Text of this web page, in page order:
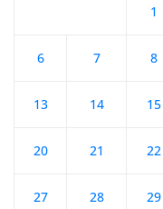
1
6 7 8
13 14 15
20 21 22
27 28 29